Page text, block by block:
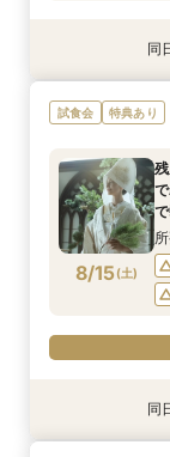
特典あり
8/14(金)
特典あり
8/14(金)
同
試食会 特典あり
8/15(土)
◎
特典あり
特典あり
特典あり同